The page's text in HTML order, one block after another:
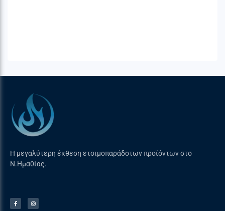
Κλασικό μέγεθος: Συμβατό με τις σειρές
Kamado Classic Joe, Kamado Konnected Joe και
άλλες κεραμικές στρογγυλές ψησταριές
κάρβουνου 47cm.
Η μεγαλύτερη έκθεση ετοιμοπαράδοτων προϊόντων στο
Ν.Ημαθίας.